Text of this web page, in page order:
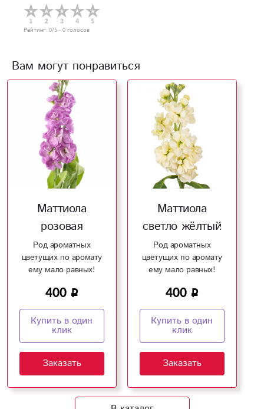
Рейтинг: 0/5 - 0 голосов
Вам могут понравиться
Маттиола
розовая
Род ароматных
цветущих по аромату
ему мало равных!
400
Купить в один
клик
Заказать
Маттиола
светло жёлтый
Род ароматных
цветущих по аромату
ему мало равных!
400
Купить в один
клик
Заказать